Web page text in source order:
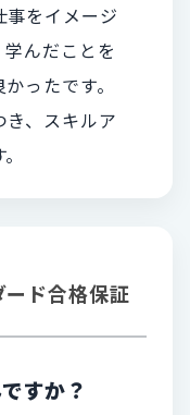
事をイメージ
んだことを
ったです。
、スキルア
ド合格保証
すか？